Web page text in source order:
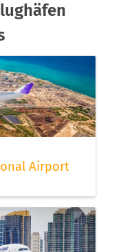
Airport